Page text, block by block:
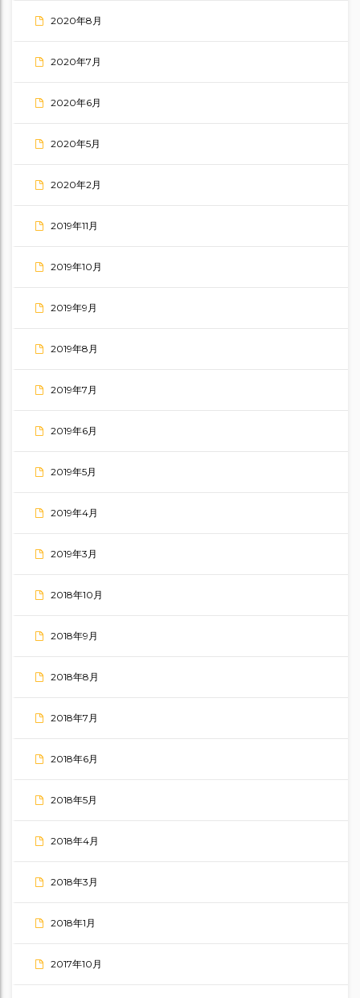
2020年8月
2020年7月
2020年6月
2020年5月
2020年2月
2019年11月
2019年10月
2019年9月
2019年8月
2019年7月
2019年6月
2019年5月
2019年4月
2019年3月
2018年10月
2018年9月
2018年8月
2018年7月
2018年6月
2018年5月
2018年4月
2018年3月
2018年1月
2017年10月